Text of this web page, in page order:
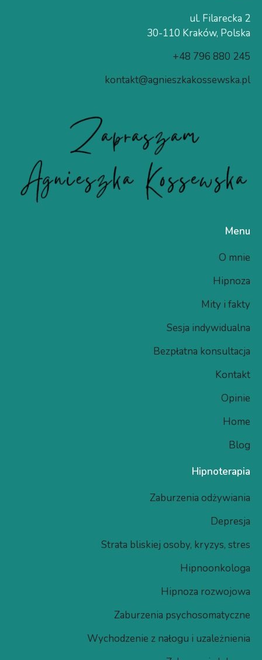
ul. Filarecka 2
30-110 Kraków, Polska
+48 796 880 245
kontakt@agnieszkakossewska.pl
Menu
O mnie
Hipnoza
Mity i fakty
Sesja indywidualna
Bezpłatna konsultacja
Kontakt
Opinie
Home
Blog
Hipnoterapia
Zaburzenia odżywiania
Depresja
Strata bliskiej osoby, kryzys, stres
Hipnoonkologa
Hipnoza rozwojowa​
Zaburzenia psychosomatyczne
Wychodzenie z nałogu i uzależnienia